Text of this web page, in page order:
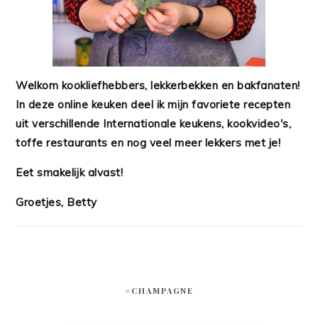
Welkom kookliefhebbers, lekkerbekken en bakfanaten!
In deze online keuken deel ik mijn favoriete recepten
uit verschillende Internationale keukens, kookvideo's,
toffe restaurants en nog veel meer lekkers met je!
Eet smakelijk alvast!
Groetjes, Betty
#CHAMPAGNE